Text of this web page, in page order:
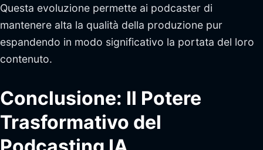
Questa evoluzione permette ai podcaster di
mantenere alta la qualità della produzione pur
espandendo in modo significativo la portata del loro
contenuto.
Conclusione: Il Potere
Trasformativo del